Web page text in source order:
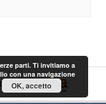
parti. Ti invitiamo a
con una navigazione
OK, accetto